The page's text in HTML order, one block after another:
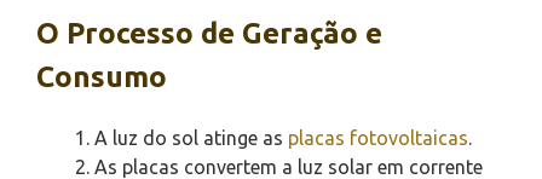
O Processo de Geração e
Consumo
A luz do sol atinge as placas fotovoltaicas
As placas convertem a luz solar em corrente